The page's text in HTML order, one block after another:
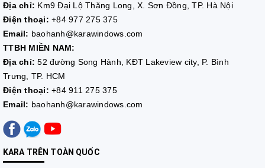
Địa chỉ: Km9 Đại Lộ Thăng Long, X. Sơn Đồng, TP. Hà Nội
Điện thoại: +84 977 275 375
Email: baohanh@karawindows.com
TTBH MIỀN NAM:
Địa chỉ: 52 đường Song Hành, KĐT Lakeview city, P. Bình
Trưng, TP. HCM
Điện thoại: +84 911 275 375
Email: baohanh@karawindows.com
KARA TRÊN TOÀN QUỐC